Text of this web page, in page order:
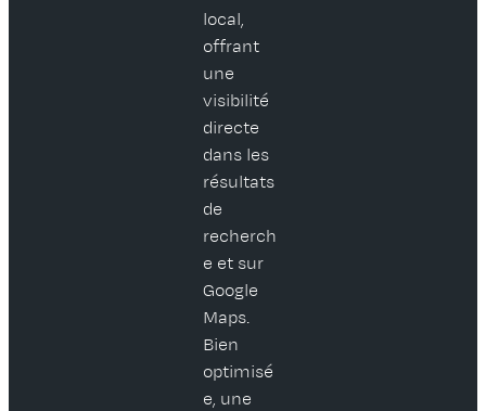
local,
offrant
une
visibilité
directe
dans les
résultats
de
recherch
e et sur
Google
Maps.
Bien
optimisé
e, une